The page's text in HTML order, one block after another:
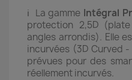
ℹ️ La gamme Intégral
protection 2,5D
angles arrondis). Elle
incurvées (3D Curved
prévues pour des
réellement incurvés.